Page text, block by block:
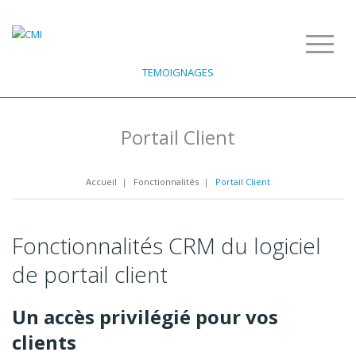
TEMOIGNAGES
Portail Client
Accueil | Fonctionnalités | Portail Client
Fonctionnalités CRM du logiciel
de portail client
Un accès privilégié pour vos
clients